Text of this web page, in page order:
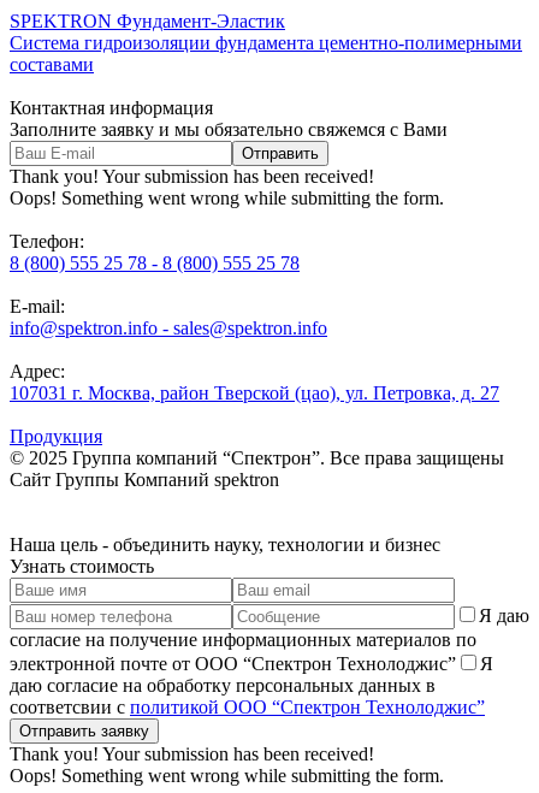
SPEKTRON Фундамент-Эластик
Система гидроизоляции фундамента цементно-полимерными
составами
Контактная информация
Заполните заявку и мы обязательно свяжемся с Вами
Thank you! Your submission has been received!
Oops! Something went wrong while submitting the form.
Телефон:
8 (800) 555 25 78 - 8 (800) 555 25 78
E-mail:
info@spektron.info - sales@spektron.info
Адрес:
107031 г. Москва, район Тверской (цао), ул. Петровка, д. 27
Продукция
© 2025 Группа компаний “Спектрон”. Все права защищены
Cайт Группы Компаний spektron
Наша цель - объединить науку, технологии и бизнес
Узнать стоимость
Я даю
согласие на получение информационных материалов по
электронной почте от ООО “Спектрон Технолоджис”
Я
даю согласие на обработку персональных данных в
соответсвии с политикой ООО “Спектрон Технолоджис”
Thank you! Your submission has been received!
Oops! Something went wrong while submitting the form.